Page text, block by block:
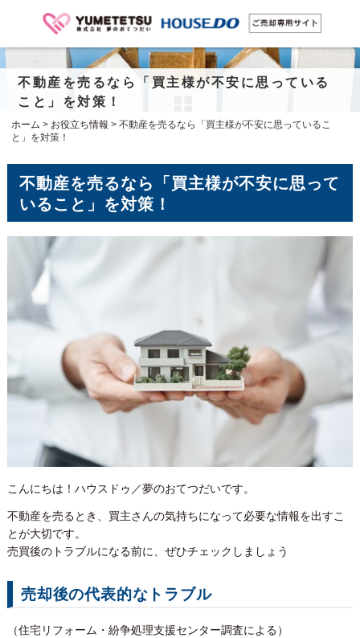
不動産を売るなら「買主様が不安に思っている
こと」を対策！
ホーム > お役立ち情報 > 不動産を売るなら「買主様が不安に思っているこ
と」を対策！
不動産を売るなら「買主様が不安に思って
いること」を対策！
こんにちは！ハウスドゥ／夢のおてつだいです。
不動産を売るとき、買主さんの気持ちになって必要な情報を出すこ
とが大切です。
売買後のトラブルになる前に、ぜひチェックしましょう
売却後の代表的なトラブル
（住宅リフォーム・紛争処理支援センター調査による）